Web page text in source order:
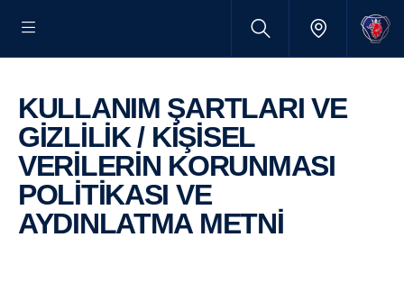
KULLANIM ŞARTLARI VE
GİZLİLİK / KİŞİSEL
VERİLERİN KORUNMASI
POLİTİKASI VE
AYDINLATMA METNİ